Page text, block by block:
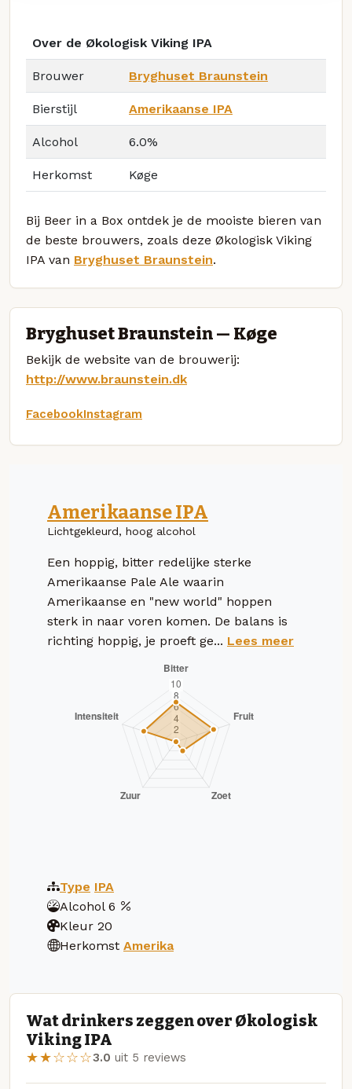
Over de Økologisk Viking IPA
Brouwer Bryghuset Braunstein
Bierstijl Amerikaanse IPA
Alcohol 6.0%
Herkomst Køge
Bij Beer in a Box ontdek je de mooiste bieren van
de beste brouwers, zoals deze Økologisk Viking
IPA van Bryghuset Braunstein.
Bryghuset Braunstein — Køge
Bekijk de website van de brouwerij:
http://www.braunstein.dk
FacebookInstagram
Amerikaanse IPA
Lichtgekleurd, hoog alcohol
Een hoppig, bitter redelijke sterke
Amerikaanse Pale Ale waarin
Amerikaanse en "new world" hoppen
sterk in naar voren komen. De balans is
richting hoppig, je proeft ge... Lees meer
Type IPA
Alcohol 6
Kleur 20
Herkomst Amerika
Wat drinkers zeggen over Økologisk
Viking IPA
★★☆☆☆3.0 uit 5 reviews